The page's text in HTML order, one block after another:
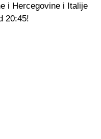
i Hercegovine i Italije
20:45!